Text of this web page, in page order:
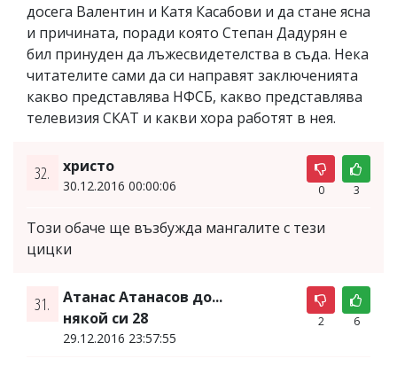
досега Валентин и Катя Касабови и да стане ясна
и причината, поради която Степан Дадурян е
бил принуден да лъжесвидетелства в съда. Нека
читателите сами да си направят заключенията
какво представлява НФСБ, какво представлява
телевизия СКАТ и какви хора работят в нея.
32. христо
30.12.2016 00:00:06 0 3
Този обаче ще възбужда мангалите с тези
цицки
31.
Атанас Атанасов до...
някой си 28
29.12.2016 23:57:55
2 6